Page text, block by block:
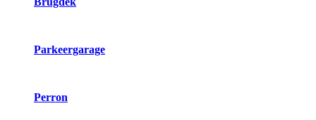
Parkeergarage
Perron